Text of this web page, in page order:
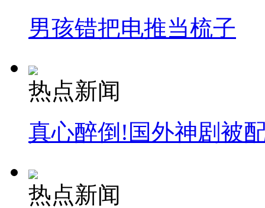
男孩错把电推当梳子
热点新闻
真心醉倒!国外神剧被
热点新闻